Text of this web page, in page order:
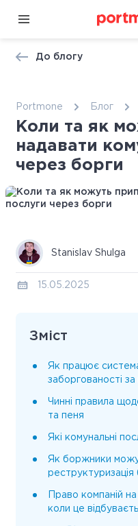
До блогу
Portmone Блог
Коли та як
надавати
через борги
Stanislav Shulga
15.05.2025
Зміст
Як працює
заборгованості за
Чинні правила
та пеня
Які комунальні
Як боржники
реструктуризація
Право компаній
коли це